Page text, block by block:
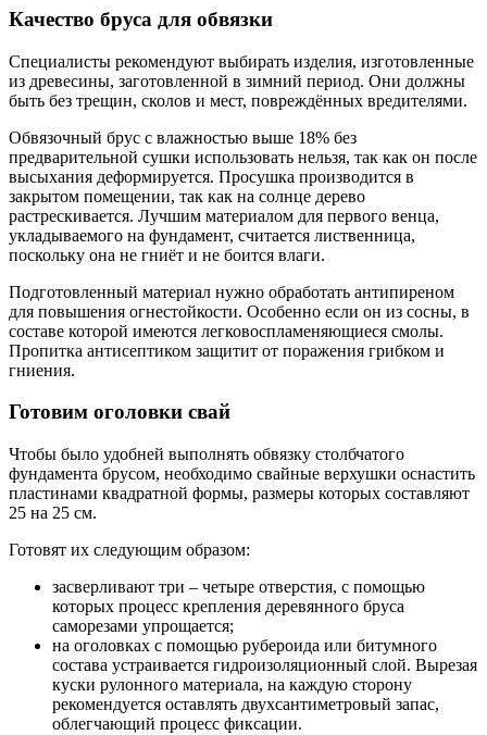
Качество бруса для обвязки
Специалисты рекомендуют выбирать изделия, изготовленные
из древесины, заготовленной в зимний период. Они должны
быть без трещин, сколов и мест, повреждённых вредителями.
Обвязочный брус с влажностью выше 18% без
предварительной сушки использовать нельзя, так как он после
высыхания деформируется. Просушка производится в
закрытом помещении, так как на солнце дерево
растрескивается. Лучшим материалом для первого венца,
укладываемого на фундамент, считается лиственница,
поскольку она не гниёт и не боится влаги.
Подготовленный материал нужно обработать антипиреном
для повышения огнестойкости. Особенно если он из сосны, в
составе которой имеются легковоспламеняющиеся смолы.
Пропитка антисептиком защитит от поражения грибком и
гниения.
Готовим оголовки свай
Чтобы было удобней выполнять обвязку столбчатого
фундамента брусом, необходимо свайные верхушки оснастить
пластинами квадратной формы, размеры которых составляют
25 на 25 см.
Готовят их следующим образом:
засверливают три – четыре отверстия, с помощью
которых процесс крепления деревянного бруса
саморезами упрощается;
на оголовках с помощью рубероида или битумного
состава устраивается гидроизоляционный слой. Вырезая
куски рулонного материала, на каждую сторону
рекомендуется оставлять двухсантиметровый запас,
облегчающий процесс фиксации.